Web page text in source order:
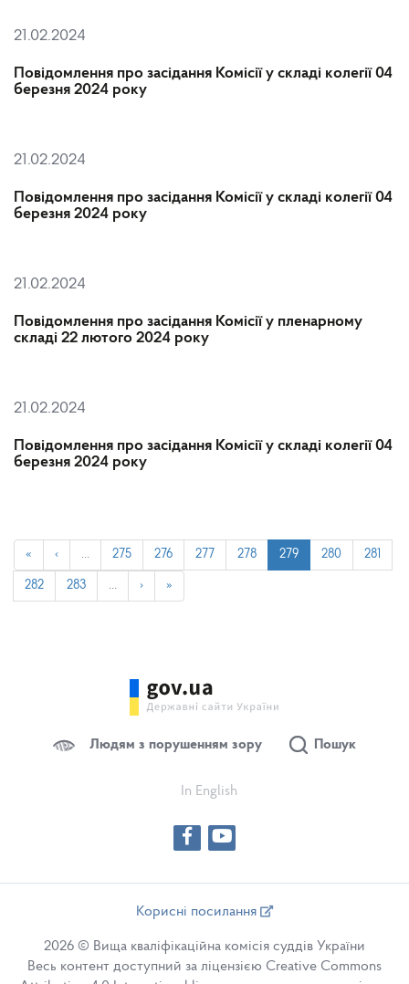
21.02.2024
Повідомлення про засідання Комісії у складі колегії 04
березня 2024 року
21.02.2024
Повідомлення про засідання Комісії у складі колегії 04
березня 2024 року
21.02.2024
Повідомлення про засідання Комісії у пленарному
складі 22 лютого 2024 року
21.02.2024
Повідомлення про засідання Комісії у складі колегії 04
березня 2024 року
« ‹ … 275 276 277 278 279 280 281
282 283 … › »
Людям з порушенням зору Пошук
In English
Корисні посилання
2026 © Вища кваліфікаційна комісія суддів України
Весь контент доступний за ліцензією Creative Commons